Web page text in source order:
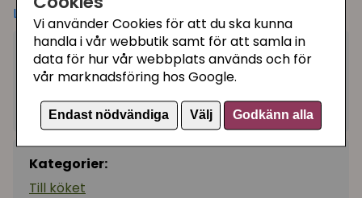
Vi använder Cookies för att du ska kunna
handla i vår webbutik samt för att samla in
data för hur vår webbplats används och för
vår marknadsföring hos Google.
Endast nödvändiga Välj Godkänn alla
Även jättebra att täcka över nybakt bröd med eller
hänga på förklädet när du lagar mat.
Kökshandduken är tillverkad av Oeko Tex®
certifierat 100% linne.
från giftiga och skadliga ämnen. Linne är en
naturprodukt, en härlig textil.
Matcha med den fina disktrasan och brickan med
samma motiv!
Läs mer
199 kr Utgått
Ej tillgänglig
Kategorier:
Till köket